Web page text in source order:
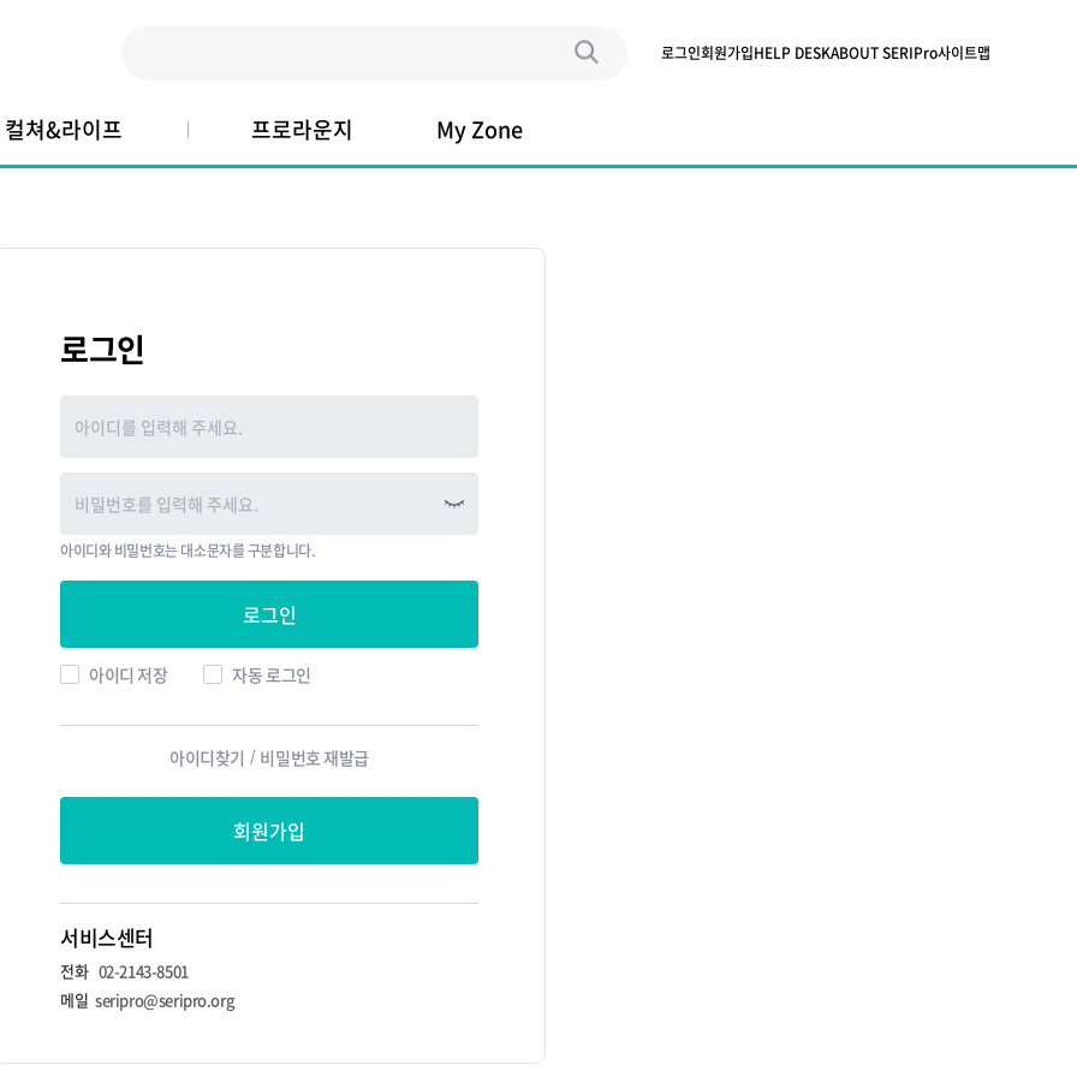
로그인회원가입HELP DESKABOUT SERIPro사이트맵
컬쳐&라이프 프로라운지 My Zone
로그인
아이디와 비밀번호는 대소문자를 구분합니다.
로그인
아이디 저장 자동 로그인
아이디찾기 / 비밀번호 재발급
회원가입
서비스센터
전화 02-2143-8501
메일 seripro@seripro.org